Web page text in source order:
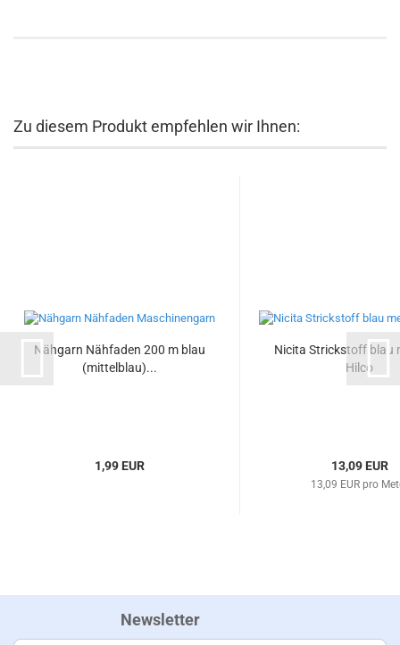
Zu diesem Produkt empfehlen wir Ihnen:
Nähgarn Nähfaden 200 m blau
(mittelblau)...
1,99 EUR
Nicita Strickstoff blau
Hilco
13,09 EUR
13,09 EUR pro
Newsletter